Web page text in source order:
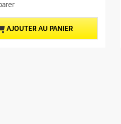
AJOUTER AU PANIER